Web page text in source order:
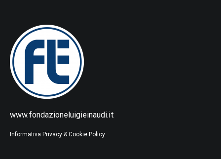
www.fondazioneluigieinaudi.it
Informativa Privacy & Cookie Policy